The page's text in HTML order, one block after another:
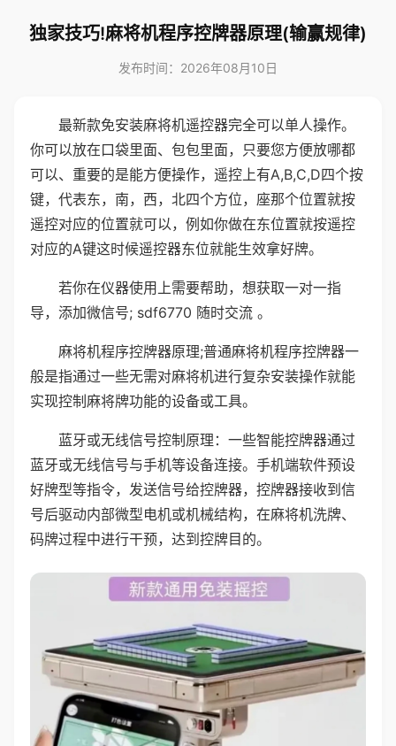
独家技巧!麻将机程序控牌器原理(输赢规律)
发布时间：2026年08月10日
最新款免安装麻将机遥控器完全可以单人操作。
你可以放在口袋里面、包包里面，只要您方便放哪都
可以、重要的是能方便操作，遥控上有A,B,C,D四个按
键，代表东，南，西，北四个方位，座那个位置就按
遥控对应的位置就可以，例如你做在东位置就按遥控
对应的A键这时候遥控器东位就能生效拿好牌。
若你在仪器使用上需要帮助，想获取一对一指
导，添加微信号; sdf6770 随时交流 。
麻将机程序控牌器原理;普通麻将机程序控牌器一
般是指通过一些无需对麻将机进行复杂安装操作就能
实现控制麻将牌功能的设备或工具。
蓝牙或无线信号控制原理：一些智能控牌器通过
蓝牙或无线信号与手机等设备连接。手机端软件预设
好牌型等指令，发送信号给控牌器，控牌器接收到信
号后驱动内部微型电机或机械结构，在麻将机洗牌、
码牌过程中进行干预，达到控牌目的。